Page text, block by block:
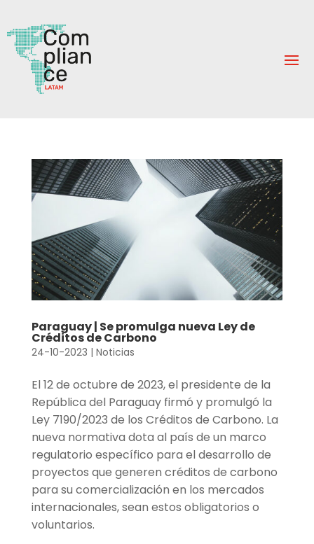
Paraguay | Se promulga nueva Ley de
Créditos de Carbono
24-10-2023 | Noticias
El 12 de octubre de 2023, el presidente de la
República del Paraguay firmó y promulgó la
Ley 7190/2023 de los Créditos de Carbono. La
nueva normativa dota al país de un marco
regulatorio específico para el desarrollo de
proyectos que generen créditos de carbono
para su comercialización en los mercados
internacionales, sean estos obligatorios o
voluntarios.